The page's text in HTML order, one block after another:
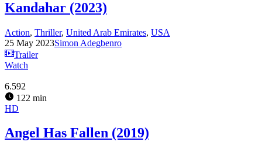
Kandahar (2023)
Action, Thriller, United Arab Emirates, USA
25 May 2023Simon Adegbenro
Trailer
Watch
6.592
122 min
HD
Angel Has Fallen (2019)